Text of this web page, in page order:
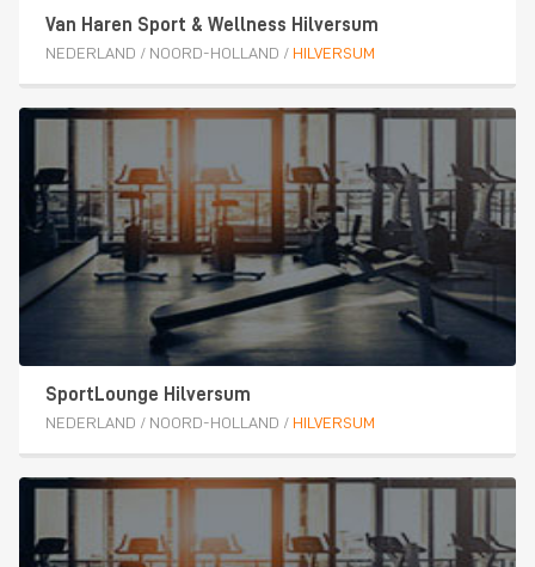
Van Haren Sport & Wellness Hilversum
NEDERLAND / NOORD-HOLLAND / HILVERSUM
SportLounge Hilversum
NEDERLAND / NOORD-HOLLAND / HILVERSUM